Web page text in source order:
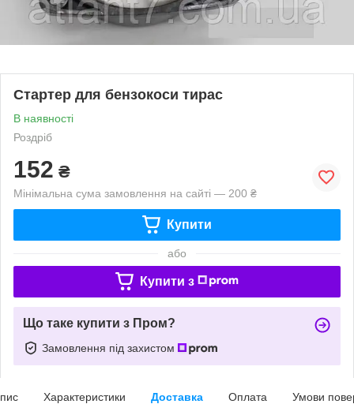
Стартер для бензокоси тирас
В наявності
Роздріб
152 ₴
Мінімальна сума замовлення на сайті — 200 ₴
Купити
або
Купити з
Що таке купити з Пром?
Замовлення під захистом
Характеристики Доставка Оплата Умови